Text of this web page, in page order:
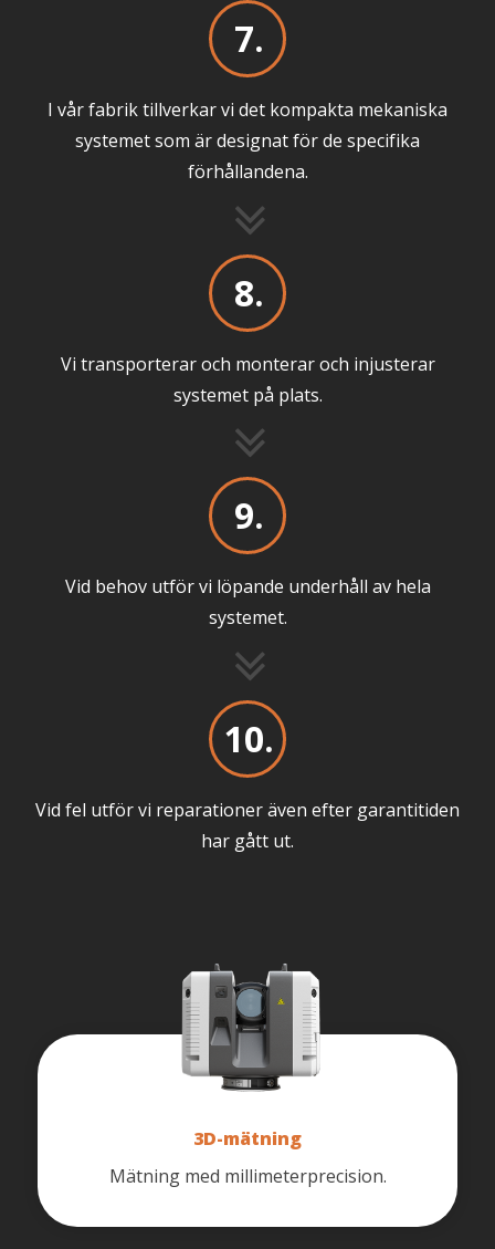
7.
I vår fabrik tillverkar vi det kompakta mekaniska
systemet som är designat för de specifika
förhållandena.
8.
Vi transporterar och monterar och injusterar
systemet på plats.
9.
Vid behov utför vi löpande underhåll av hela
systemet.
10.
Vid fel utför vi reparationer även efter garantitiden
har gått ut.
3D-mätning
Mätning med millimeterprecision.